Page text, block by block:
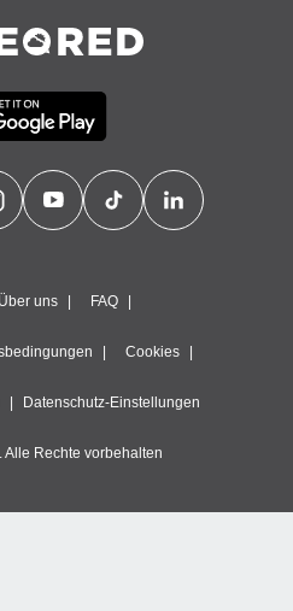
Über uns FAQ
Cookies
Datenschutz-Einstellungen
Rechte vorbehalten